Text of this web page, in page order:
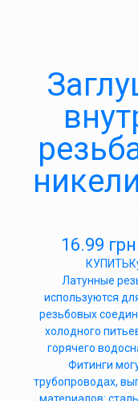
16.99 грн
КУПИТЬ
Латунные
используются
резьбовых
холодного
горячего
Фитинги
трубопроводах,